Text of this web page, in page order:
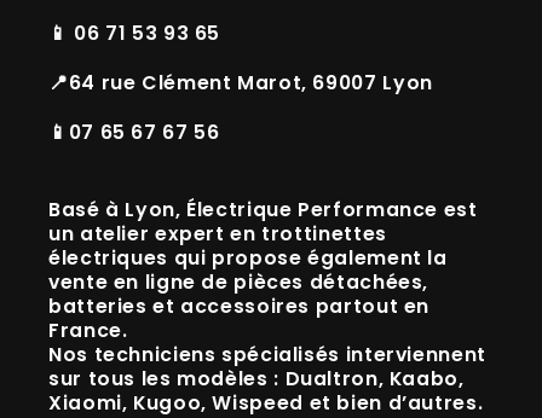
📱 06 71 53 93 65
📍64 rue Clément Marot, 69007 Lyon
📱07 65 67 67 56
Basé à Lyon, Électrique Performance est
un atelier expert en trottinettes
électriques qui propose également la
vente en ligne de pièces détachées,
batteries et accessoires partout en
France.
Nos techniciens spécialisés interviennent
sur tous les modèles : Dualtron, Kaabo,
Xiaomi, Kugoo, Wispeed et bien d’autres.